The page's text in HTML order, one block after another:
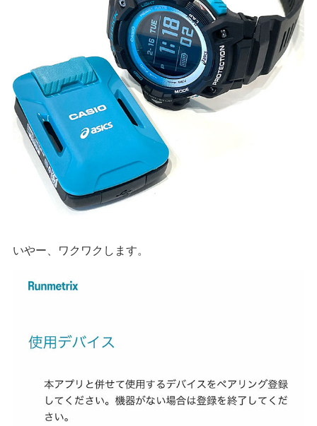
いやー、ワクワクします。